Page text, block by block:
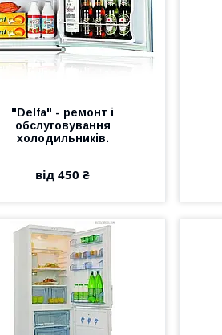
"Delfa" - ремонт і
обслуговування
холодильників.
від 450 ₴